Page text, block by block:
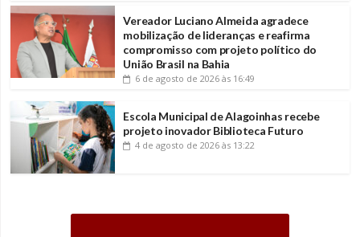
Vereador Luciano Almeida agradece
mobilização de lideranças e reafirma
compromisso com projeto político do
União Brasil na Bahia
6 de agosto de 2026 às 16:49
Escola Municipal de Alagoinhas recebe
projeto inovador Biblioteca Futuro
4 de agosto de 2026 às 13:22